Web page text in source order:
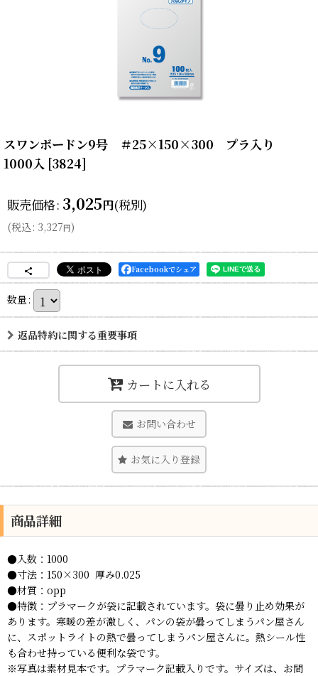
スワンボードン9号 ＃25×150×300 プラ入り
1000入 [3824]
販売価格: 3,025円(税別)
(税込: 3,327円)
Facebookでシェア
数量:
返品特約に関する重要事項
カートに入れる
お問い合わせ
お気に入り登録
商品詳細
●入数：1000
●寸法：150×300 厚み0.025
●材質：opp
●特徴：プラマークが袋に記載されています。袋に曇り止め効果が
あります。寒暖の差が激しく、パンの袋が曇ってしまうパン屋さん
に、スポットライトの熱で曇ってしまうパン屋さんに。熱シール性
も合わせ持っている便利な袋です。
※写真は素材見本です。プラマーク記載入りです。サイズは、お間